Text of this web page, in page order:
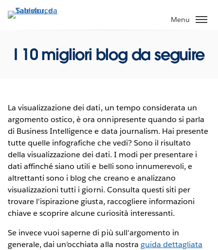
Passa
Menu
I 10 migliori blog da seguire
La visualizzazione dei dati, un tempo considerata un
argomento ostico, è ora onnipresente quando si parla
di Business Intelligence e data journalism. Hai presente
tutte quelle infografiche che vedi? Sono il risultato
della visualizzazione dei dati. I modi per presentare i
dati affinché siano utili e belli sono innumerevoli, e
altrettanti sono i blog che creano e analizzano
visualizzazioni tutti i giorni. Consulta questi siti per
trovare l'ispirazione giusta, raccogliere informazioni
chiave e scoprire alcune curiosità interessanti.
Se invece vuoi saperne di più sull'argomento in
generale, dai un'occhiata alla nostra guida dettagliata